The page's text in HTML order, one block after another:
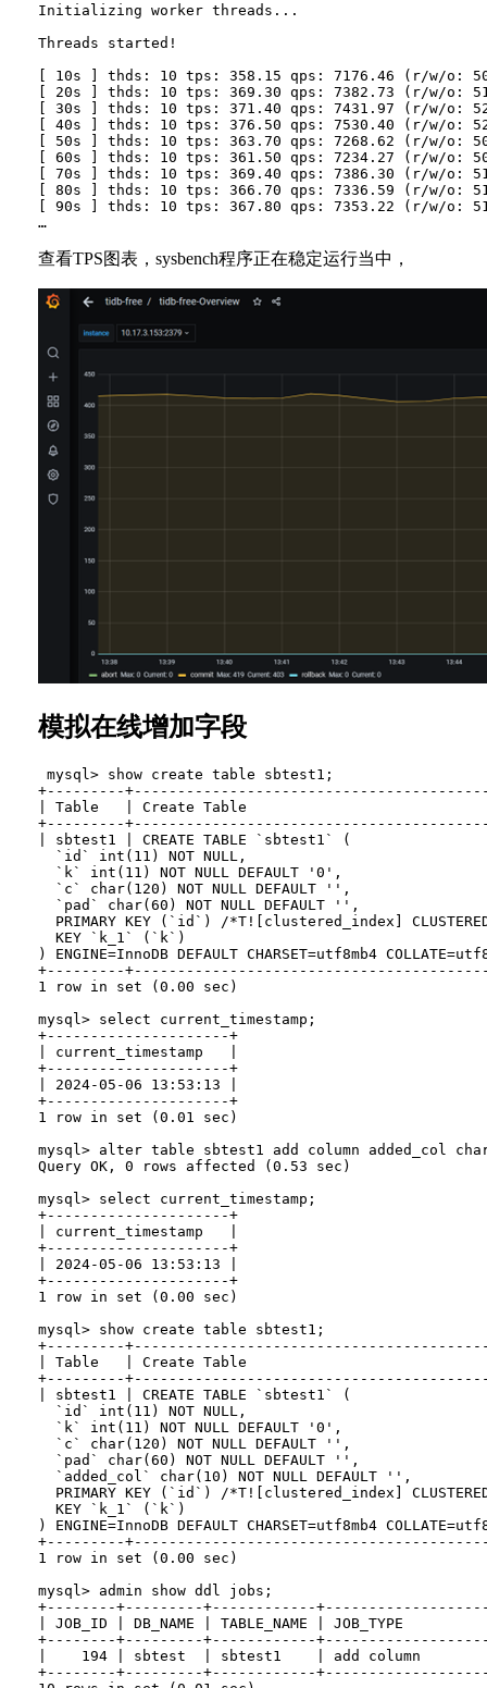
Initializing worker threads...
Threads started!
[ 10s ] thds: 10 tps: 358.15 qps: 7176.46 (r/w/o:
[ 20s ] thds: 10 tps: 369.30 qps: 7382.73 (r/w/o:
[ 30s ] thds: 10 tps: 371.40 qps: 7431.97 (r/w/o:
[ 40s ] thds: 10 tps: 376.50 qps: 7530.40 (r/w/o:
[ 50s ] thds: 10 tps: 363.70 qps: 7268.62 (r/w/o:
[ 60s ] thds: 10 tps: 361.50 qps: 7234.27 (r/w/o:
[ 70s ] thds: 10 tps: 369.40 qps: 7386.30 (r/w/o:
[ 80s ] thds: 10 tps: 366.70 qps: 7336.59 (r/w/o:
[ 90s ] thds: 10 tps: 367.80 qps: 7353.22 (r/w/o:
查看TPS图表，sysbench程序正在稳定运行当中，
模拟在线增加字段
mysql> show create table sbtest1;
+---------
| Table   | Create Table
+---------
| sbtest1 | CREATE TABLE `sbtest1` (
  `id` int(11) NOT NULL,
  `k` int(11) NOT NULL DEFAULT '0',
  `c` char(120) NOT NULL DEFAULT '',
  `pad` char(60) NOT NULL DEFAULT '',
PRIMARY KEY (`id`) /*T![clustered_index]
  KEY `k_1` (`k`)
) ENGINE=InnoDB DEFAULT CHARSET=utf8mb4
+---------
1 row in set (0.00 sec)
mysql> select current_timestamp;
+---------------------+
| current_timestamp   |
+---------------------+
| 2024-05-06 13:53:13 |
+---------------------+
1 row in set (0.01 sec)
mysql> alter table sbtest1 add column added_col
Query OK, 0 rows affected (0.53 sec)
mysql> select current_timestamp;
+---------------------+
| current_timestamp   |
+---------------------+
| 2024-05-06 13:53:13 |
+---------------------+
1 row in set (0.00 sec)
mysql> show create table sbtest1;
+---------
| Table   | Create Table
+---------
| sbtest1 | CREATE TABLE `sbtest1` (
  `id` int(11) NOT NULL,
  `k` int(11) NOT NULL DEFAULT '0',
  `c` char(120) NOT NULL DEFAULT '',
  `pad` char(60) NOT NULL DEFAULT '',
  `added_col` char(10) NOT NULL DEFAULT '',
PRIMARY KEY (`id`) /*T![clustered_index]
  KEY `k_1` (`k`)
) ENGINE=InnoDB DEFAULT CHARSET=utf8mb4
+---------
1 row in set (0.00 sec)
mysql> admin show ddl jobs;
+--------+---------+------------
| JOB_ID | DB_NAME | TABLE_NAME | JOB_TYPE
+--------+---------+------------
|    194 | sbtest  | sbtest1    | add column
+--------+---------+------------